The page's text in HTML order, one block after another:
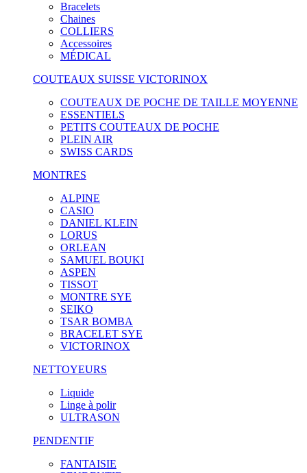
Bracelets
Chaines
COLLIERS
Accessoires
MÉDICAL
COUTEAUX SUISSE VICTORINOX
COUTEAUX DE POCHE DE TAILLE MOYENNE
ESSENTIELS
PETITS COUTEAUX DE POCHE
PLEIN AIR
SWISS CARDS
MONTRES
ALPINE
CASIO
DANIEL KLEIN
LORUS
ORLEAN
SAMUEL BOUKI
ASPEN
TISSOT
MONTRE SYE
SEIKO
TSAR BOMBA
BRACELET SYE
VICTORINOX
NETTOYEURS
Liquide
Linge à polir
ULTRASON
PENDENTIF
FANTAISIE